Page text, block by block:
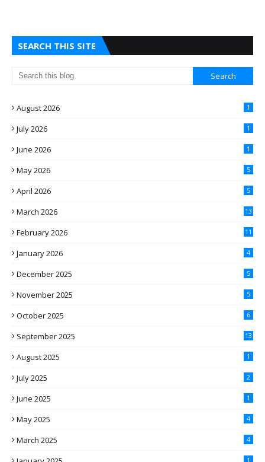
SEARCH THIS SITE
August 2026 1
July 2026 1
June 2026 1
May 2026 5
April 2026 5
March 2026 13
February 2026 11
January 2026 4
December 2025 5
November 2025 5
October 2025 6
September 2025 13
August 2025 1
July 2025 2
June 2025 1
May 2025 4
March 2025 4
1